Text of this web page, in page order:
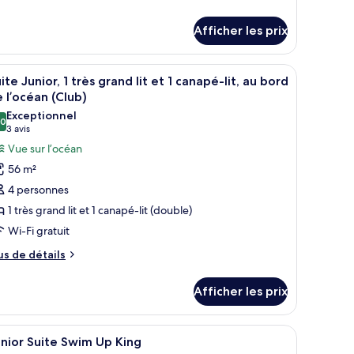
Afficher les prix
et offrant une vue sur la ville par la fenêtre.
bureau, une chaise, une télévision et un balcon donnant sur l’océan.
:
Une chambre d’hôtel moderne dotée d’un
6
Junior, 1 très grand lit et 1 canapé-lit, au bord
l’océan (Club)
sur 10
Exceptionnel
3 avis
(3 avis)
Vue sur l’océan
56 m²
4 personnes
1 très grand lit et 1 canapé-lit (double)
Wi-Fi gratuit
de détails
Afficher les prix
un lit, un canapé, un fauteuil, une petite table et un vase décoratif.
Une chambre d’hôtel moderne dotée d’un
5 Suite Swim Up King